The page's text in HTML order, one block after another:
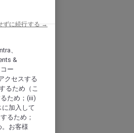
、
&
ー
クセスする
るため（こ
ため；(iii)
加入して
るため；
お客様
ずに続行する →